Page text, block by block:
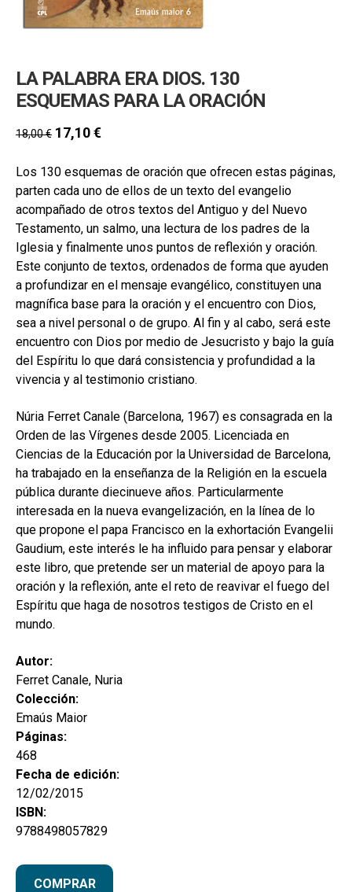
MI CUENTA
CAT
ESP
LA PALABRA ERA DIOS. 130
ESQUEMAS PARA LA ORACIÓN
18,00€ 17,10€
Los 130 esquemas de oración que ofrecen estas páginas,
parten cada uno de ellos de un texto del evangelio
acompañado de otros textos del Antiguo y del Nuevo
Testamento, un salmo, una lectura de los padres de la
Iglesia y finalmente unos puntos de reflexión y oración.
Este conjunto de textos, ordenados de forma que ayuden
a profundizar en el mensaje evangélico, constituyen una
magnífica base para la oración y el encuentro con Dios,
sea a nivel personal o de grupo. Al fin y al cabo, será este
encuentro con Dios por medio de Jesucristo y bajo la guía
del Espíritu lo que dará consistencia y profundidad a la
vivencia y al testimonio cristiano.
Núria Ferret Canale (Barcelona, 1967) es consagrada en la
Orden de las Vírgenes desde 2005. Licenciada en
Ciencias de la Educación por la Universidad de Barcelona,
ha trabajado en la enseñanza de la Religión en la escuela
pública durante diecinueve años. Particularmente
interesada en la nueva evangelización, en la línea de lo
que propone el papa Francisco en la exhortación Evangelii
Gaudium, este interés le ha influido para pensar y elaborar
este libro, que pretende ser un material de apoyo para la
oración y la reflexión, ante el reto de reavivar el fuego del
Espíritu que haga de nosotros testigos de Cristo en el
mundo.
Autor:
Ferret Canale, Nuria
Colección:
Emaús Maior
Páginas:
468
Fecha de edición:
12/02/2015
ISBN:
9788498057829
COMPRAR